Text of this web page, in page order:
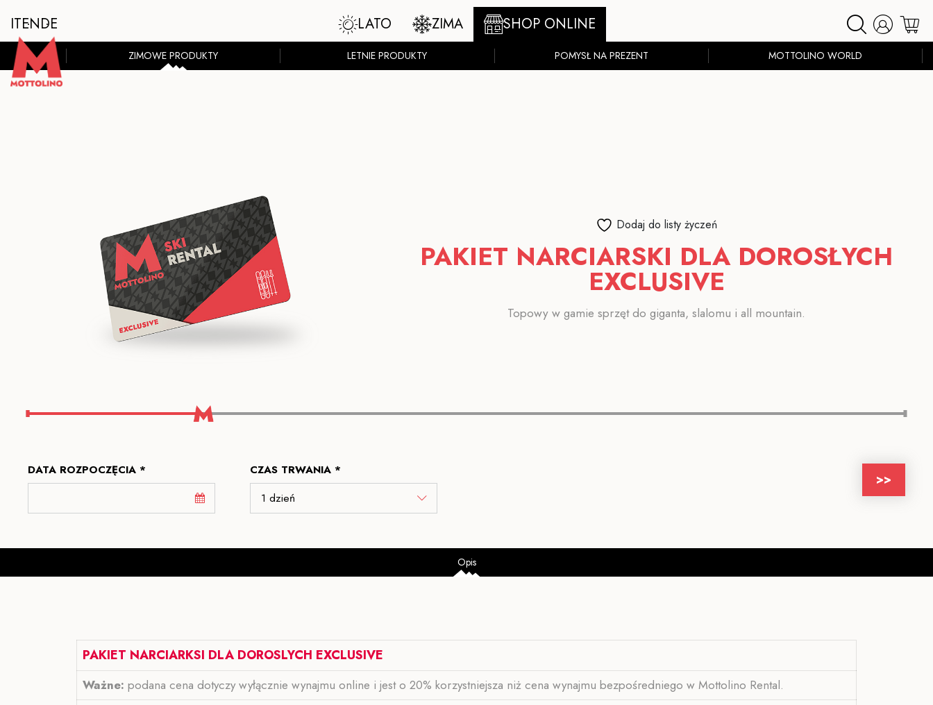
LATO ZIMA SHOP ONLINE
ITENDE
ZIMOWE PRODUKTY LETNIE PRODUKTY POMYSŁ NA PREZENT MOTTOLINO WORLD
Dodaj do listy życzeń
PAKIET NARCIARSKI DLA DOROSŁYCH
EXCLUSIVE
Topowy w gamie sprzęt do giganta, slalomu i all mountain.
DATA ROZPOCZĘCIA * CZAS TRWANIA *
>>
Opis
PAKIET NARCIARKSI DLA DOROSLYCH EXCLUSIVE
Ważne: podana cena dotyczy wyłącznie wynajmu online i jest o 20% korzystniejsza niż cena wynajmu bezpośredniego w Mottolino Rental.